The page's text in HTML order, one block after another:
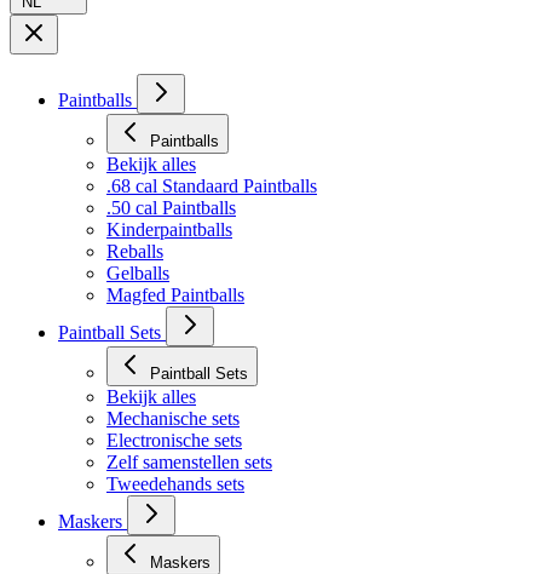
Paintballs
Paintballs
Bekijk alles
.68 cal Standaard Paintballs
.50 cal Paintballs
Kinderpaintballs
Reballs
Gelballs
Magfed Paintballs
Paintball Sets
Paintball Sets
Bekijk alles
Mechanische sets
Electronische sets
Zelf samenstellen sets
Tweedehands sets
Maskers
Maskers